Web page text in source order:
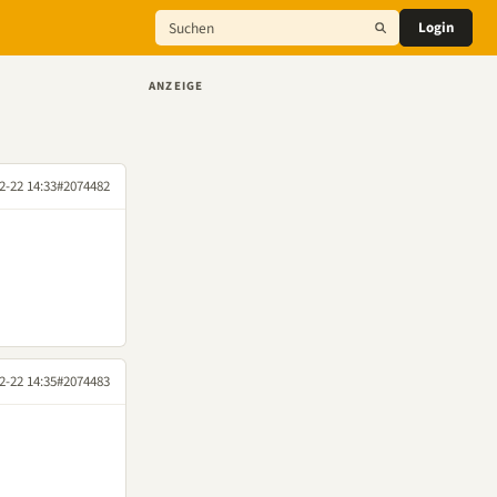
Login
22 14:33#2074482
22 14:35#2074483
ANZEIGE